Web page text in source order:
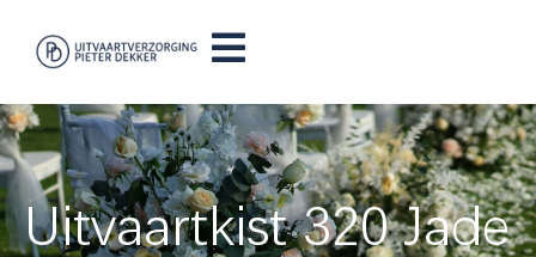
Uitvaartkist 320 Jade